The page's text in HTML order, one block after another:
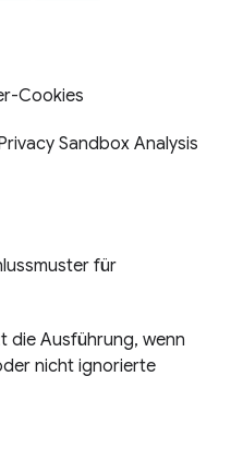
Cookies
Sandbox Analysis
für
die Ausführung, wenn
nicht ignorierte